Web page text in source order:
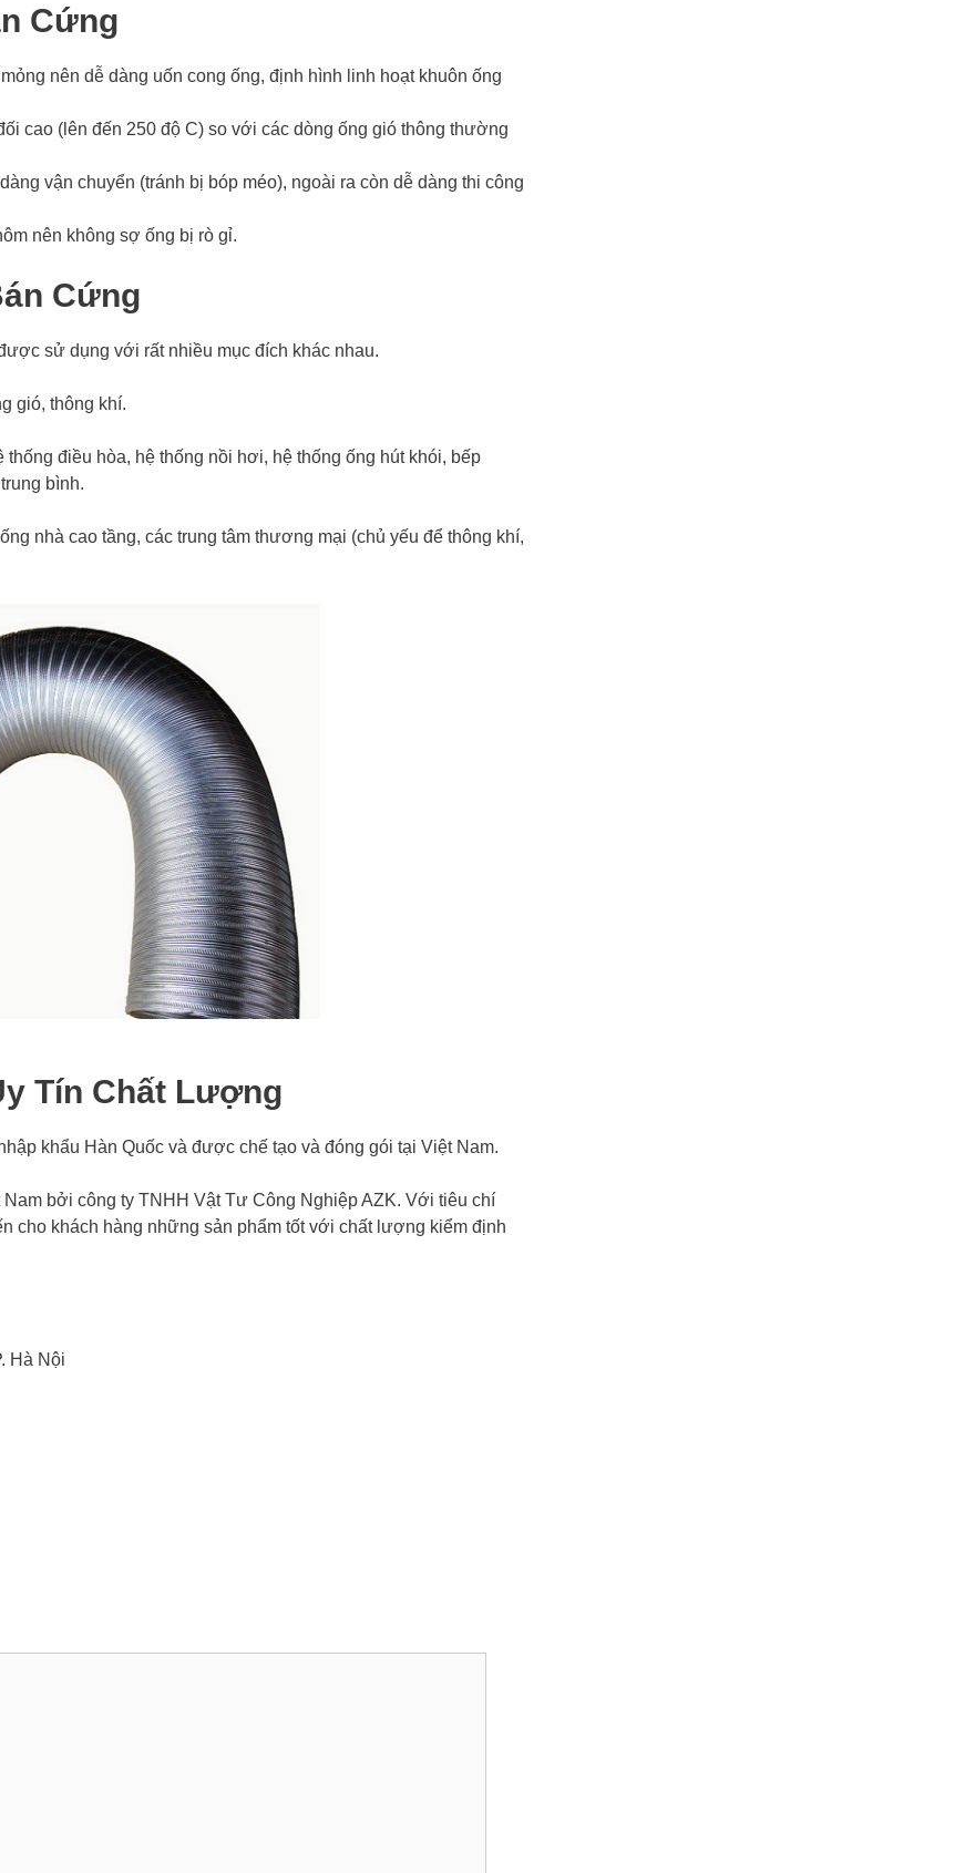
Cứng
nên dễ dàng uốn cong ống, định hình linh hoạt khuôn ống
cao (lên đến 250 độ C) so với các dòng ống gió thông thường
vận chuyển (tránh bị bóp méo), ngoài ra còn dễ dàng thi công
nên không sợ ống bị rò gỉ.
Cứng
sử dụng với rất nhiều mục đích khác nhau.
gió, thông khí.
điều hòa, hệ thống nồi hơi, hệ thống ống hút khói, bếp
bình.
nhà cao tầng, các trung tâm thương mại (chủ yếu để thông khí,
Tín Chất Lượng
khẩu Hàn Quốc và được chế tạo và đóng gói tại Việt Nam.
bởi công ty TNHH Vật Tư Công Nghiệp AZK. Với tiêu chí
cho khách hàng những sản phẩm tốt với chất lượng kiểm định
Hà Nội